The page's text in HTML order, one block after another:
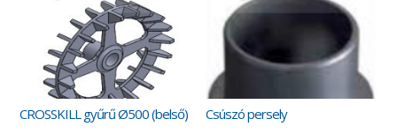
CROSSKILL gyűrű Ø500 (belső) Csúszó persely